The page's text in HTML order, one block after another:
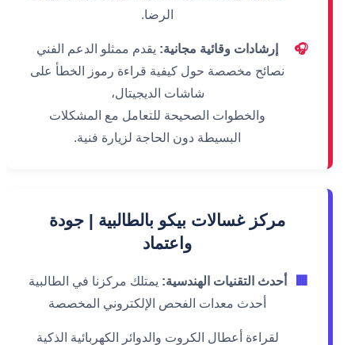
الرضا.
🎧 إرشادات وقائية مجانية: يقدم ممثلو الدعم الفني
نصائح مخصصة حول كيفية قراءة رموز الخطأ على
شاشات الديجيتال،
والخطوات الصحيحة للتعامل مع المشكلات
البسيطة دون الحاجة لزيارة فنية.
مركز غسالات بيكو بالطالبية | جودة
واعتماد
أحدث التقنيات الهندسية: يمتلك مركزنا في الطالبية
أحدث معدات الفحص الإلكتروني المخصصة
لقراءة أعطال الكروت والدوائر الكهربائية الذكية